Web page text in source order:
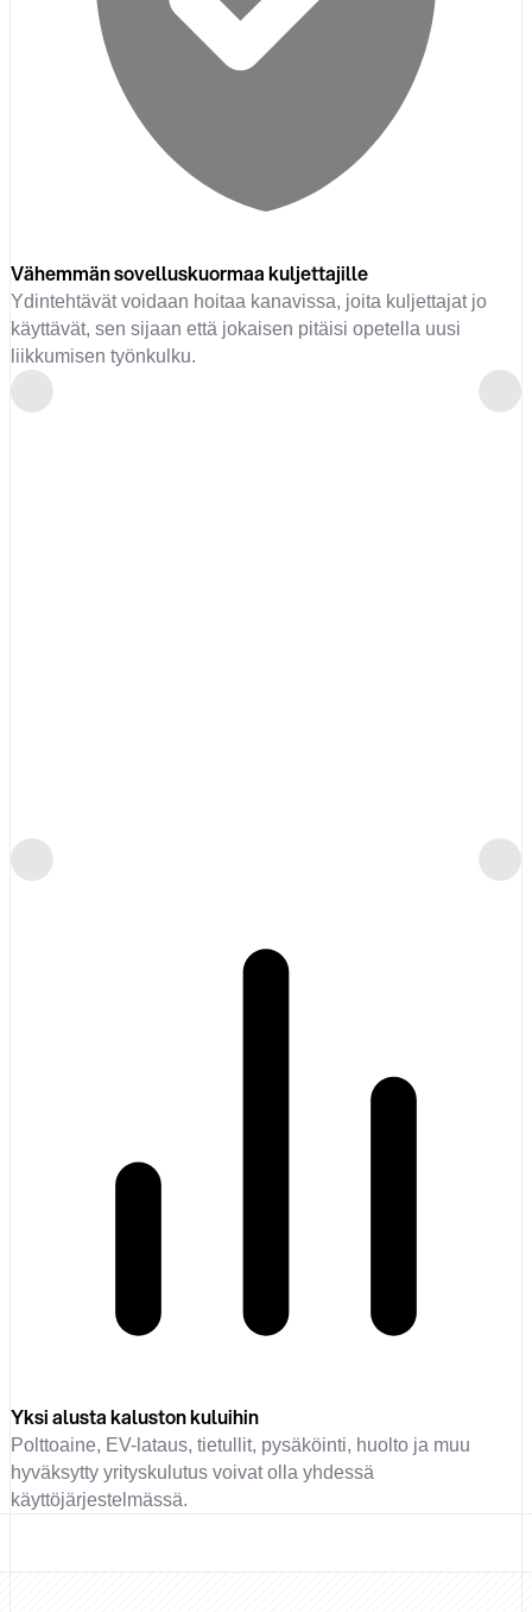
Vähemmän sovelluskuormaa kuljettajille
Ydintehtävät voidaan hoitaa kanavissa, joita kuljettajat jo
käyttävät, sen sijaan että jokaisen pitäisi opetella uusi
liikkumisen työnkulku.
Yksi alusta kaluston kuluihin
Polttoaine, EV-lataus, tietullit, pysäköinti, huolto ja muu
hyväksytty yrityskulutus voivat olla yhdessä
käyttöjärjestelmässä.